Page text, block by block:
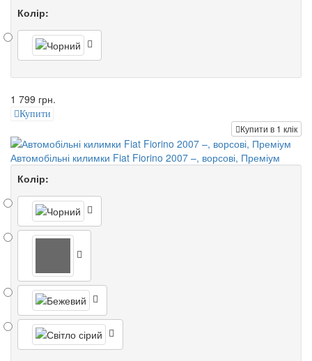
Колір:
1 799 грн.
Купити
Купити в 1 клік
Автомобільні килимки Fiat Fiorino 2007 –, ворсові, Преміум
Колір: